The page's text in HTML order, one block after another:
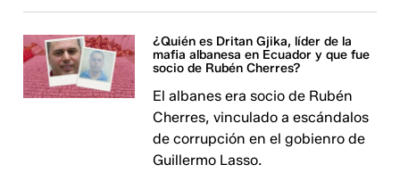
¿Quién es Dritan Gjika, líder de la
mafia albanesa en Ecuador y que fue
socio de Rubén Cherres?
El albanes era socio de Rubén
Cherres, vinculado a escándalos
de corrupción en el gobienro de
Guillermo Lasso.